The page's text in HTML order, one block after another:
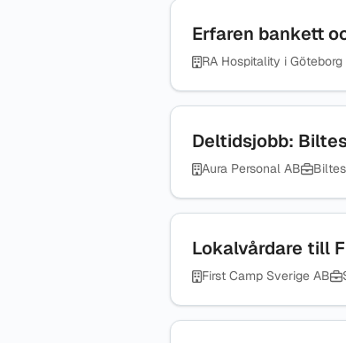
Erfaren bankett
RA Hospitality i Göteborg
Deltidsjobb:
Aura Personal AB
Lokalvårdare till
First Camp Sverige AB